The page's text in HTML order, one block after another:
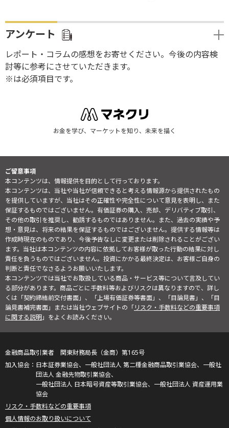
アンケート
レポート・コラムの感想をお寄せください。今後の内容検
討等に参考にさせていただきます。
※は必須項目です。
お金を学び、マーケットを知り、未来を描く
ご留意事項
本コンテンツは、情報提供を目的として行っております。
本コンテンツは、当社や当社が信頼できると考える情報源から提供されたもの
を提供していますが、当社はその正確性や完全性について意見を表明し、また
保証するものではございません。有価証券の購入、売却、デリバティブ取引、
その他の取引を推奨し、勧誘するものではありません。また、過去の実績や予
想・意見は、将来の結果を保証するものではございません。提供する情報等は
作成時現在のものであり、今後予告なしに変更または削除されることがござい
ます。当社は本コンテンツの内容に依拠してお客様が取った行動の結果に対し
責任を負うものではございません。投資にかかる最終決定は、お客様ご自身の
判断と責任でなさるようお願いいたします。
本コンテンツでは当社でお取扱している商品・サービス等について言及してい
る部分があります。商品ごとに手数料等およびリスクは異なりますので、詳し
くは「契約締結前交付書面」、「上場有価証券等書面」、「目論見書」、「目
論見書補完書面」または当社ウェブサイトの「リスク・手数料などの重要事項
に関する説明」をよくお読みください。
金融商品取引業者 関東財務局長（金商）第165号
日本証券業協会、一般社団法人 第二種金融商品取引業協会、一般社
団法人 金融先物取引業協会、
一般社団法人 日本暗号資産等取引業協会、一般社団法人 資産運用業
協会
リスク・手数料などの重要事項
個人情報のお取り扱いについて